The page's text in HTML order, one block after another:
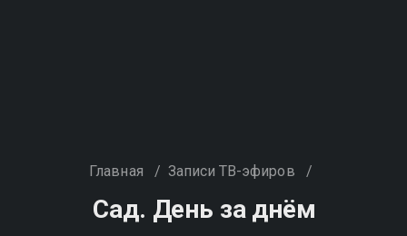
Главная / Записи ТВ-эфиров /
Сад. День за днём